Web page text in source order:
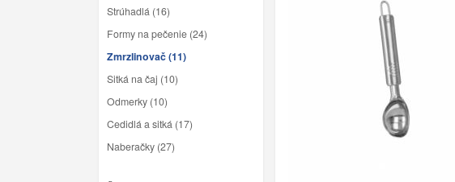
Strúhadlá (16)
Formy na pečenie (24)
Zmrzlinovač (11)
Sitká na čaj (10)
Odmerky (10)
Cedidlá a sitká (17)
Naberačky (27)